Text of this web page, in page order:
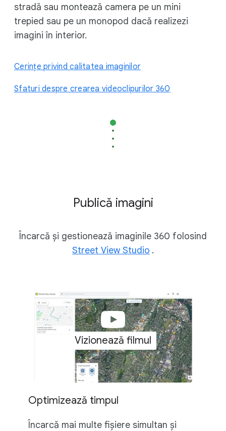
stradă sau montează camera pe un mini
trepied sau pe un monopod dacă realizezi
imagini în interior.
Cerințe privind calitatea imaginilor
Sfaturi despre crearea videoclipurilor 360
Publică imagini
Încarcă și gestionează imaginile 360 folosind
Street View Studio .
Vizionează filmul
Optimizează timpul
Încarcă mai multe fișiere simultan și